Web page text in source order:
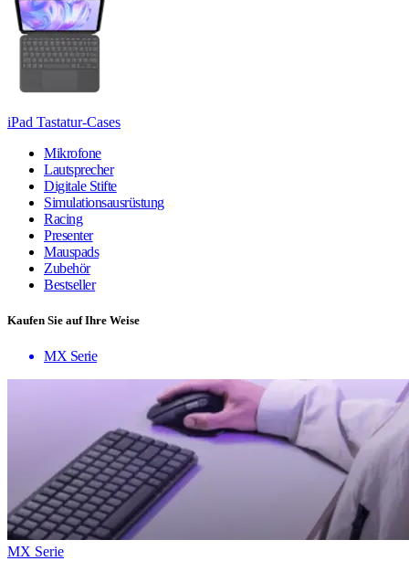
iPad Tastatur-Cases
Mikrofone
Lautsprecher
Digitale Stifte
Simulationsausrüstung
Racing
Presenter
Mauspads
Zubehör
Bestseller
Kaufen Sie auf Ihre Weise
MX Serie
MX Serie